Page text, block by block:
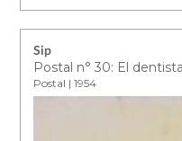
Sip
Postal n° 30: El dentista
Postal | 1954